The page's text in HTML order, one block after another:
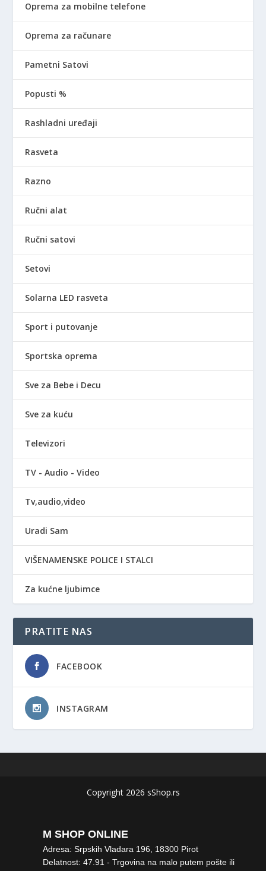
Oprema za mobilne telefone
Oprema za računare
Pametni Satovi
Popusti %
Rashladni uređaji
Rasveta
Razno
Ručni alat
Ručni satovi
Setovi
Solarna LED rasveta
Sport i putovanje
Sportska oprema
Sve za Bebe i Decu
Sve za kuću
Televizori
TV - Audio - Video
Tv,audio,video
Uradi Sam
VIŠENAMENSKE POLICE I STALCI
Za kućne ljubimce
PRATITE NAS
FACEBOOK
INSTAGRAM
Copyright 2026 sShop.rs
M SHOP ONLINE
Adresa: Srpskih Vladara 196, 18300 Pirot
Delatnost: 47.91 - Trgovina na malo putem pošte ili